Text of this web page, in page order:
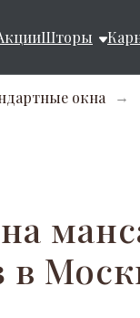
Шторы
окна →
в